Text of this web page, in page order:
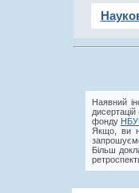
Наявний
фонду
Якщо, ви
Більш